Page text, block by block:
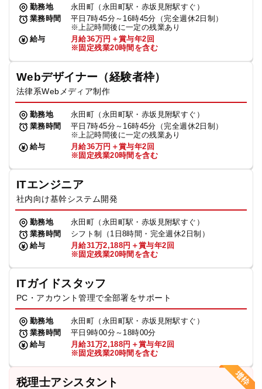
勤務地
永田町（永田町駅・赤坂見附駅すぐ）
業務時間
平日7時45分～16時45分（完全週休2日制）
※上記時間後に一定の残業あり
給与
月給36万円＋賞与年2回
※固定残業20時間を含む
Webデザイナー（経験者枠）
法律系Webメディア制作
勤務地
永田町（永田町駅・赤坂見附駅すぐ）
業務時間
平日7時45分～16時45分（完全週休2日制）
※上記時間後に一定の残業あり
給与
月給36万円＋賞与年2回
※固定残業20時間を含む
ITエンジニア
社内向け基幹システム開発
勤務地
永田町（永田町駅・赤坂見附駅すぐ）
業務時間
シフト制（1日8時間・完全週休2日制）
給与
月給31万2,188円＋賞与年2回
※固定残業20時間を含む
ITガイドスタッフ
PC・アカウント管理で全部署をサポート
勤務地
永田町（永田町駅・赤坂見附駅すぐ）
業務時間
平日9時00分～18時00分
給与
月給31万2,188円＋賞与年2回
※固定残業20時間を含む
税理士アシスタント